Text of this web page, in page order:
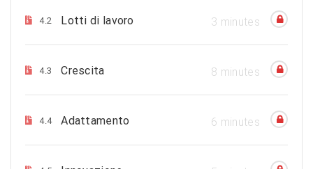
4.2 Lotti di lavoro 3 minutes
4.3 Crescita 8 minutes
4.4 Adattamento 6 minutes